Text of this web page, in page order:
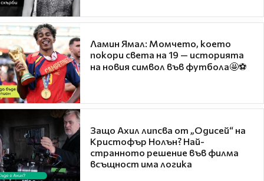
Ламин Ямал: Момчето, което
покори света на 19 — историята
на новия символ във футбола🤩⚽
Защо Ахил липсва от „Одисей“ на
Кристофър Нолън? Най-
странното решение във филма
всъщност има логика